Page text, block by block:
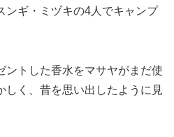
ンギ・ミヅキの4人でキャンプ
ントした香水をマサヤがまだ使
しく、昔を思い出したように見